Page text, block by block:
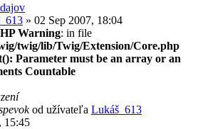
» 02 Sep 2007, 18:04
Warning: in file
twig/lib/Twig/Extension/Core.php
Parameter must be an array or an
Countable
od užívateľa Lukáš_613
15:45